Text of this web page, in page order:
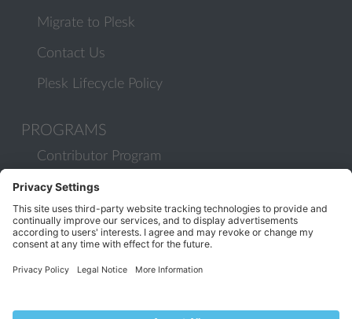
Migrate to Plesk
Contact Us
Plesk Lifecycle Policy
PROGRAMS
Contributor Program
Partner Program
COMMUNITY